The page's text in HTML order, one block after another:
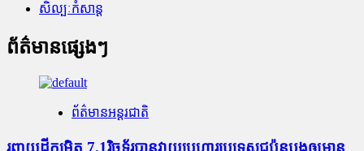
សិល្បៈកំសាន្ត
ព័ត៌មានផ្សេងៗ
ព័ត៌មានអន្តរជាតិ
រញ្ជួយដីកម្រិត​ 7.1រ៉ិចទ័របានវាយប្រហារប្រទេសជប៉ុនបង្កឲ្យមាន